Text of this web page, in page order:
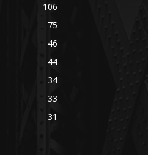
106
75
46
44
34
33
31